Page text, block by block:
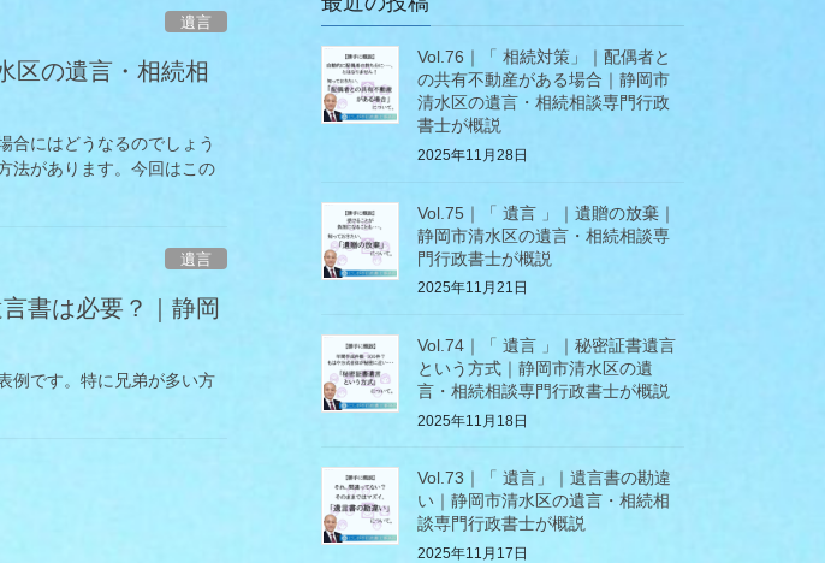
遺言
区の遺言・相続相
合にはどうなるのでしょう
法があります。今回はこの
遺言
書は必要？｜静岡
例です。特に兄弟が多い方
Vol.76｜「 相続対策」｜配偶者と
の共有不動産がある場合｜静岡市
清水区の遺言・相続相談専門行政
書士が概説
2025年11月28日
Vol.75｜「 遺言 」｜遺贈の放棄｜
静岡市清水区の遺言・相続相談専
門行政書士が概説
2025年11月21日
Vol.74｜「 遺言 」｜秘密証書遺言
という方式｜静岡市清水区の遺
言・相続相談専門行政書士が概説
2025年11月18日
Vol.73｜「 遺言」｜遺言書の勘違
い｜静岡市清水区の遺言・相続相
談専門行政書士が概説
2025年11月17日